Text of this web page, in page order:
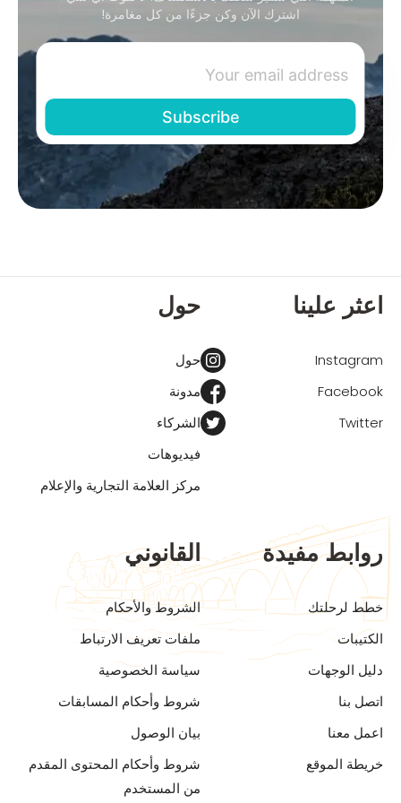
اشترك الآن وكن جزءًا من كل مغامرة!
اعثر علينا
Instagram
Facebook
Twitter
حول
حول
مدونة
الشركاء
فيديوهات
مركز العلامة التجارية والإعلام
روابط مفيدة
خطط لرحلتك
الكتيبات
دليل الوجهات
اتصل بنا
اعمل معنا
خريطة الموقع
القانوني
الشروط والأحكام
ملفات تعريف الارتباط
سياسة الخصوصية
شروط وأحكام المسابقات
بيان الوصول
شروط وأحكام المحتوى المقدم
من المستخدم